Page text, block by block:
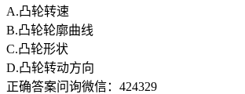
A.凸轮转速
B.凸轮轮廓曲线
C.凸轮形状
D.凸轮转动方向
正确答案问询微信：424329